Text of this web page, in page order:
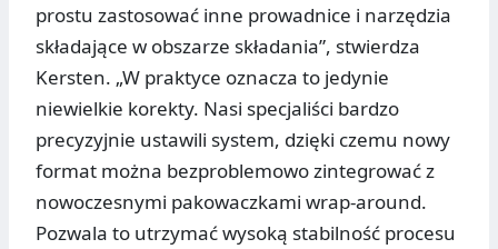
prostu zastosować inne prowadnice i narzędzia
składające w obszarze składania”, stwierdza
Kersten. „W praktyce oznacza to jedynie
niewielkie korekty. Nasi specjaliści bardzo
precyzyjnie ustawili system, dzięki czemu nowy
format można bezproblemowo zintegrować z
nowoczesnymi pakowaczkami wrap-around.
Pozwala to utrzymać wysoką stabilność procesu